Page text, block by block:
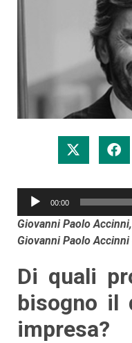
Audio
00:00
Giovanni Paolo
Giovanni Paolo
Di quali
bisogno il
impresa?